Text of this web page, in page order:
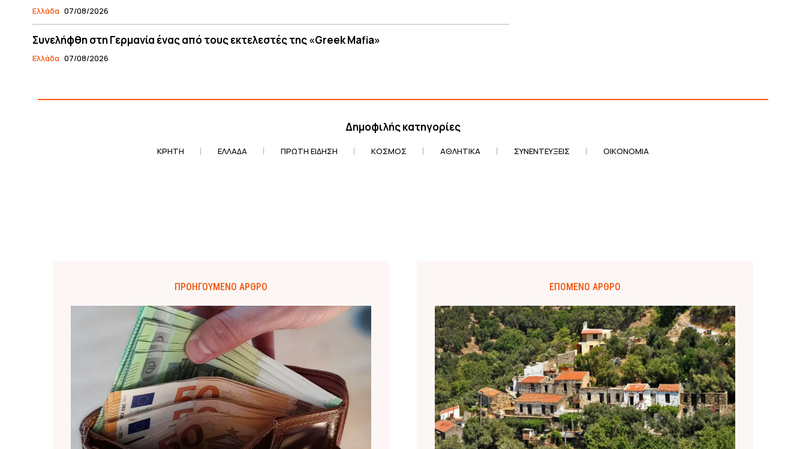
Ελλάδα 07/08/2026
Συνελήφθη στη Γερμανία ένας από τους εκτελεστές της «Greek Mafia»
Ελλάδα 07/08/2026
Δημοφιλής κατηγορίες
ΚΡΗΤΗ ΕΛΛΆΔΑ ΠΡΏΤΗ ΕΊΔΗΣΗ ΚΌΣΜΟΣ ΑΘΛΗΤΙΚΆ ΣΥΝΕΝΤΕΎΞΕΙΣ ΟΙΚΟΝΟΜΊΑ
ΠΡΟΗΓΟΎΜΕΝΟ ΆΡΘΡΟ ΕΠΌΜΕΝΟ ΆΡΘΡΟ